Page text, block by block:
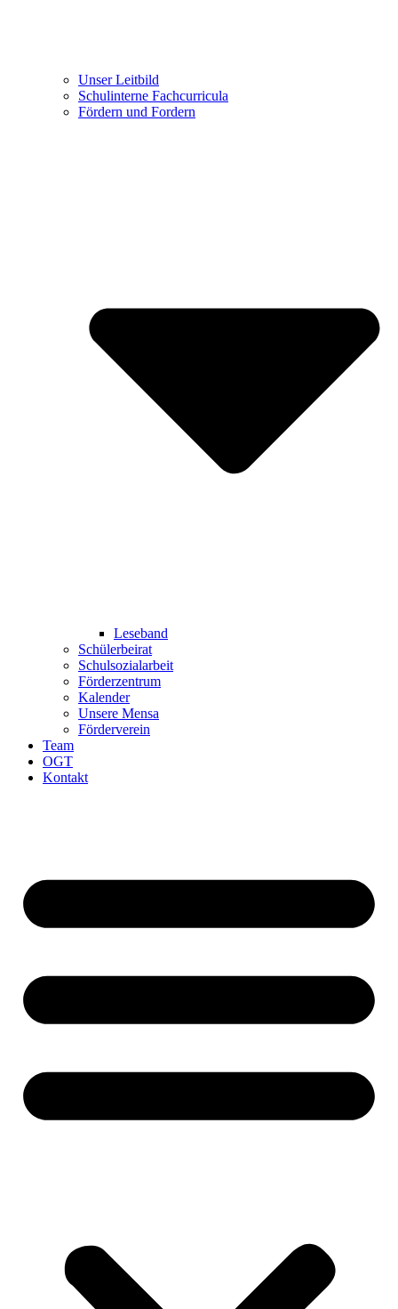
Unser Leitbild
Schulinterne Fachcurricula
Fördern und Fordern
Leseband
Schülerbeirat
Schulsozialarbeit
Förderzentrum
Kalender
Unsere Mensa
Förderverein
Team
OGT
Kontakt